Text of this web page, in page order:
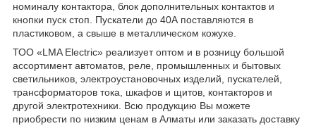
номиналу контактора, блок дополнительных контактов и
кнопки пуск стоп. Пускатели до 40А поставляются в
пластиковом, а свыше в металлическом кожухе.
ТОО «LMA Electric» реализует оптом и в розницу большой
ассортимент автоматов, реле, промышленных и бытовых
светильников, электроустановочных изделий, пускателей,
трансформаторов тока, шкафов и щитов, контакторов и
другой электротехники. Всю продукцию Вы можете
приобрести по низким ценам в Алматы или заказать доставку